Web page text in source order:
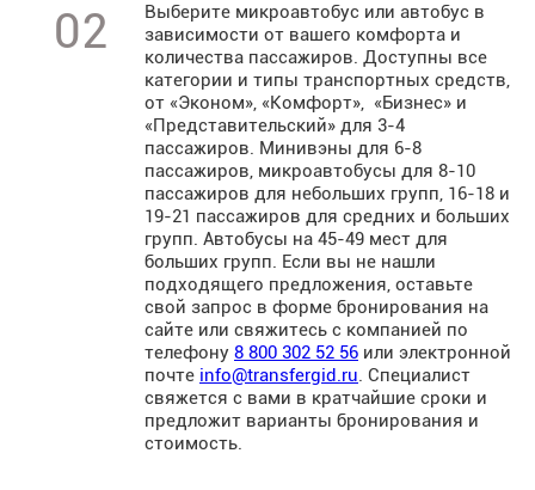
02
Выберите микроавтобус или автобус в
зависимости от вашего комфорта и
количества пассажиров. Доступны все
категории и типы транспортных средств,
от «Эконом», «Комфорт», «Бизнес» и
«Представительский» для 3-4
пассажиров. Минивэны для 6-8
пассажиров, микроавтобусы для 8-10
пассажиров для небольших групп, 16-18 и
19-21 пассажиров для средних и больших
групп. Автобусы на 45-49 мест для
больших групп. Если вы не нашли
подходящего предложения, оставьте
свой запрос в форме бронирования на
сайте или свяжитесь с компанией по
телефону 8 800 302 52 56 или электронной
почте info@transfergid.ru. Специалист
свяжется с вами в кратчайшие сроки и
предложит варианты бронирования и
стоимость.